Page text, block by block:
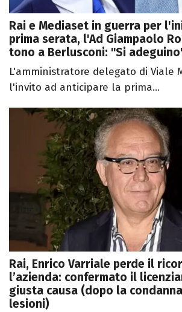
Rai e Mediaset in guerra per
prima serata, l'Ad Giampaolo
tono a Berlusconi: "Si
L'amministratore delegato di Viale
l'invito ad anticipare la prima...
Rai, Enrico Varriale perde il
l’azienda: confermato il
giusta causa (dopo la
lesioni)